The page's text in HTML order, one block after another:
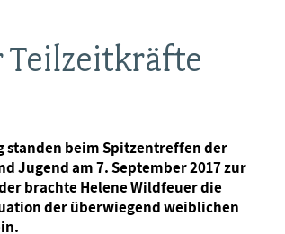
Teilzeitkräfte
standen beim Spitzentreffen der
Jugend am 7. September 2017 zur
brachte Helene Wildfeuer die
der überwiegend weiblichen